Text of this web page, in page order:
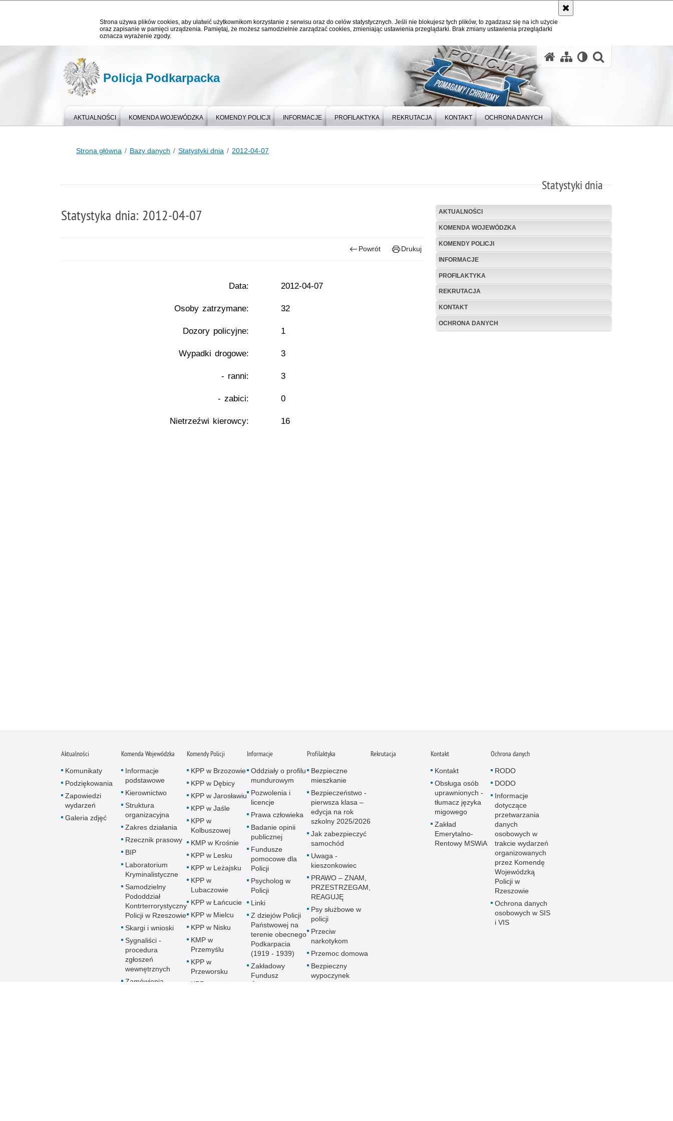
Strona używa plików cookies, aby ułatwić użytkownikom korzystanie z serwisu oraz do celów statystycznych. Jeśli nie blokujesz tych plików, to zgadzasz się na ich użycie
oraz zapisanie w pamięci urządzenia. Pamiętaj, że możesz samodzielnie zarządzać cookies, zmieniając ustawienia przeglądarki. Brak zmiany ustawienia przeglądarki
oznacza wyrażenie zgody.
Policja Podkarpacka
AKTUALNOŚCI KOMENDA WOJEWÓDZKA KOMENDY POLICJI INFORMACJE PROFILAKTYKA REKRUTACJA KONTAKT OCHRONA DANYCH
Strona główna Bazy danych Statystyki dnia 2012-04-07
Statystyki dnia
Statystyka dnia: 2012-04-07
Powrót Drukuj
Data: 2012-04-07
Osoby zatrzymane: 32
Dozory policyjne: 1
Wypadki drogowe: 3
- ranni: 3
- zabici: 0
Nietrzeźwi kierowcy: 16
AKTUALNOŚCI
KOMENDA WOJEWÓDZKA
KOMENDY POLICJI
INFORMACJE
PROFILAKTYKA
REKRUTACJA
KONTAKT
OCHRONA DANYCH
Aktualności
Komunikaty
Podziękowania
Zapowiedzi
wydarzeń
Galeria zdjęć
Komenda Wojewódzka
Informacje
podstawowe
Kierownictwo
Struktura
organizacyjna
Zakres działania
Rzecznik prasowy
BIP
Laboratorium
Kryminalistyczne
Samodzielny
Pododdział
Kontrterrorystyczny
Policji w Rzeszowie
Skargi i wnioski
Sygnaliści -
procedura
zgłoszeń
wewnętrznych
Zamówienia
Komendy Policji
KPP w Brzozowie
KPP w Dębicy
KPP w Jarosławiu
KPP w Jaśle
KPP w
Kolbuszowej
KMP w Krośnie
KPP w Lesku
KPP w Leżajsku
KPP w
Lubaczowie
KPP w Łańcucie
KPP w Mielcu
KPP w Nisku
KMP w
Przemyślu
KPP w
Przeworsku
KPP w
Informacje
Oddziały o profilu
mundurowym
Pozwolenia i
licencje
Prawa człowieka
Badanie opinii
publicznej
Fundusze
pomocowe dla
Policji
Psycholog w
Policji
Linki
Z dziejów Policji
Państwowej na
terenie obecnego
Podkarpacia
(1919 - 1939)
Zakładowy
Fundusz
Profilaktyka
Bezpieczne
mieszkanie
Bezpieczeństwo -
pierwsza klasa –
edycja na rok
szkolny 2025/2026
Jak zabezpieczyć
samochód
Uwaga -
kieszonkowiec
PRAWO – ZNAM,
PRZESTRZEGAM,
REAGUJĘ
Psy służbowe w
policji
Przeciw
narkotykom
Przemoc domowa
Bezpieczny
wypoczynek
Rekrutacja Kontakt
Kontakt
Obsługa osób
uprawnionych -
tłumacz języka
migowego
Zakład
Emerytalno-
Rentowy MSWiA
Ochrona danych
RODO
DODO
Informacje
dotyczące
przetwarzania
danych
osobowych w
trakcie wydarzeń
organizowanych
przez Komendę
Wojewódzką
Policji w
Rzeszowie
Ochrona danych
osobowych w SIS
i VIS